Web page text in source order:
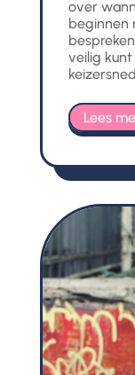
over
beginnen
veilig
Lees